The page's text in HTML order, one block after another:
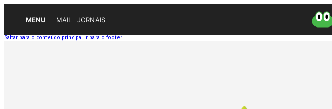
MENU MAIL JORNAIS
Saltar para o conteúdo principal Ir para o footer